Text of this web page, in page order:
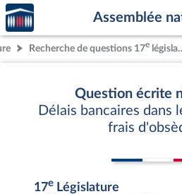
Aller au contenu
Aller en bas de la page
Accèder
à la
page
d'accueil
Assemblée
Recherche de questions 17e législature
Question écrite
Délais bancaires dans
frais
17e Législature